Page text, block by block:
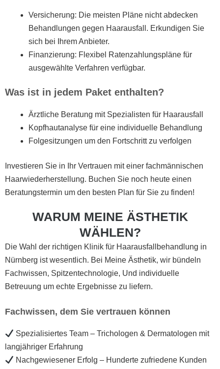
Versicherung: Die meisten Pläne nicht abdecken
Behandlungen gegen Haarausfall. Erkundigen Sie
sich bei Ihrem Anbieter.
Finanzierung: Flexibel Ratenzahlungspläne für
ausgewählte Verfahren verfügbar.
Was ist in jedem Paket enthalten?
Ärztliche Beratung mit Spezialisten für Haarausfall
Kopfhautanalyse für eine individuelle Behandlung
Folgesitzungen um den Fortschritt zu verfolgen
Investieren Sie in Ihr Vertrauen mit einer fachmännischen
Haarwiederherstellung. Buchen Sie noch heute einen
Beratungstermin um den besten Plan für Sie zu finden!
WARUM MEINE ÄSTHETIK
WÄHLEN?
Die Wahl der richtigen Klinik für Haarausfallbehandlung in
Nürnberg ist wesentlich. Bei Meine Ästhetik, wir bündeln
Fachwissen, Spitzentechnologie, Und individuelle
Betreuung um echte Ergebnisse zu liefern.
Fachwissen, dem Sie vertrauen können
Spezialisiertes Team – Trichologen & Dermatologen mit
langjähriger Erfahrung
Nachgewiesener Erfolg – Hunderte zufriedene Kunden